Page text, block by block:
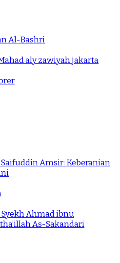
Al-Bashri
aly zawiyah jakarta
Amsir: Keberanian
Ahmad ibnu
As-Sakandari